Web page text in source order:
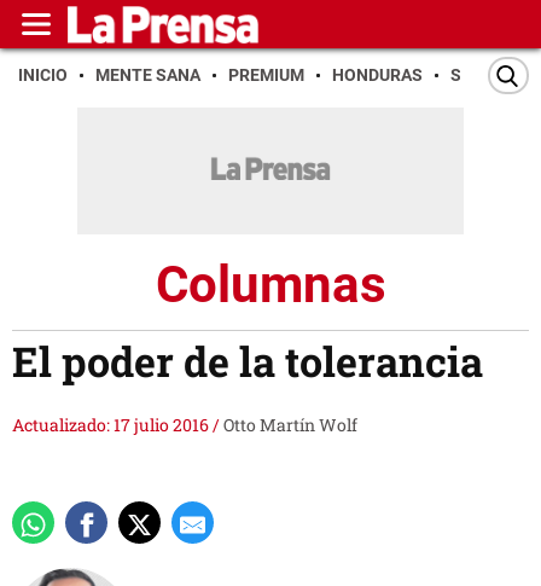
INICIO MENTE SANA PREMIUM HONDURAS SAN PEDRO
Columnas
El poder de la tolerancia
Actualizado: 17 julio 2016/Otto Martín Wolf